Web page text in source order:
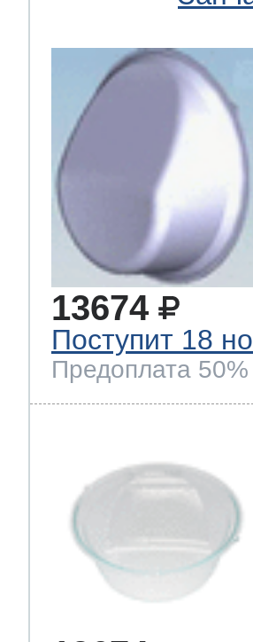
13674
Поступит 18
Предоплата 50%